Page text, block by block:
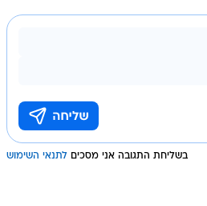
בשליחת התגובה אני מסכים לתנאי השימוש